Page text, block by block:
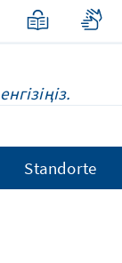
Standorte